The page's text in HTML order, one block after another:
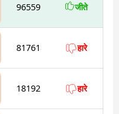
96559 जीते
81761 हारे
18192 हारे